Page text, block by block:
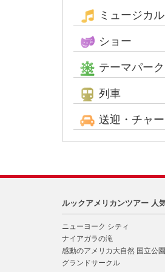
ミュージカル
ショー
テーマパーク
列車
送迎・チャ
ルックアメリカンツアー 人
ニューヨーク シティ
ナイアガラの滝
感動のアメリカ大自然 国立公園
グランドサークル